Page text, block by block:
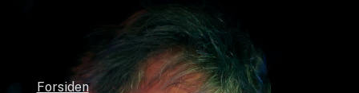
Forsiden